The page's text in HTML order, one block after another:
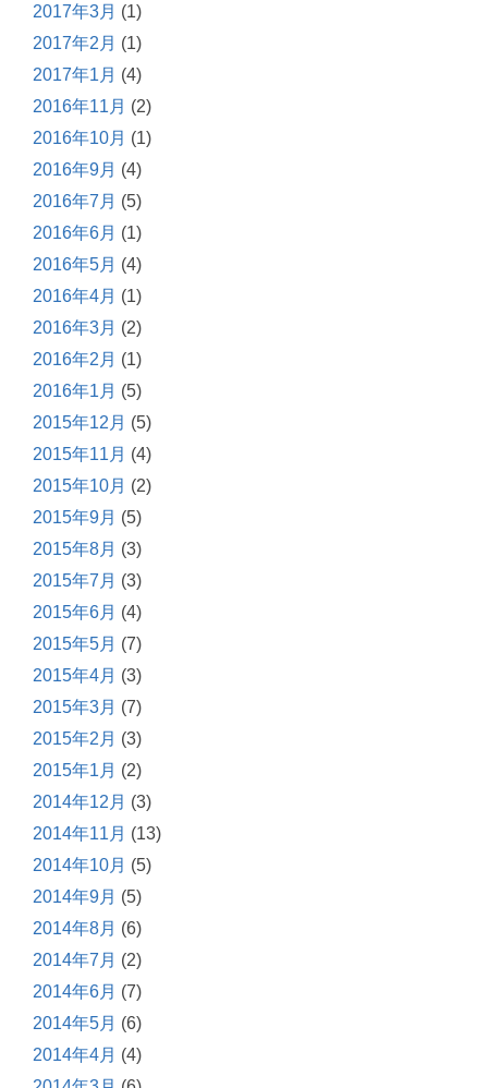
2017年3月 (1)
2017年2月 (1)
2017年1月 (4)
2016年11月 (2)
2016年10月 (1)
2016年9月 (4)
2016年7月 (5)
2016年6月 (1)
2016年5月 (4)
2016年4月 (1)
2016年3月 (2)
2016年2月 (1)
2016年1月 (5)
2015年12月 (5)
2015年11月 (4)
2015年10月 (2)
2015年9月 (5)
2015年8月 (3)
2015年7月 (3)
2015年6月 (4)
2015年5月 (7)
2015年4月 (3)
2015年3月 (7)
2015年2月 (3)
2015年1月 (2)
2014年12月 (3)
2014年11月 (13)
2014年10月 (5)
2014年9月 (5)
2014年8月 (6)
2014年7月 (2)
2014年6月 (7)
2014年5月 (6)
2014年4月 (4)